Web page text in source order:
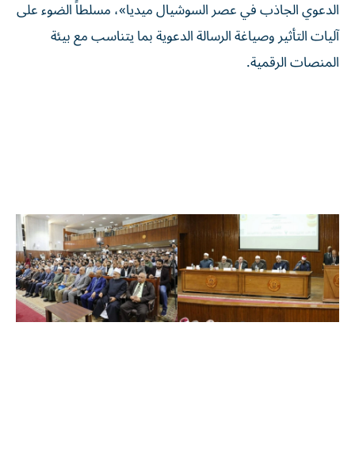
الدعوي الجاذب في عصر السوشيال ميديا»، مسلطاً الضوء على
آليات التأثير وصياغة الرسالة الدعوية بما يتناسب مع بيئة
المنصات الرقمية.